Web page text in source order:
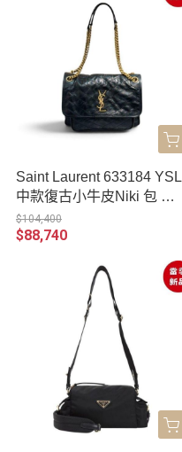
Saint Laurent 633184 YSL
中款復古小牛皮Niki 包 黑
色金鏈
$104,400
$88,740